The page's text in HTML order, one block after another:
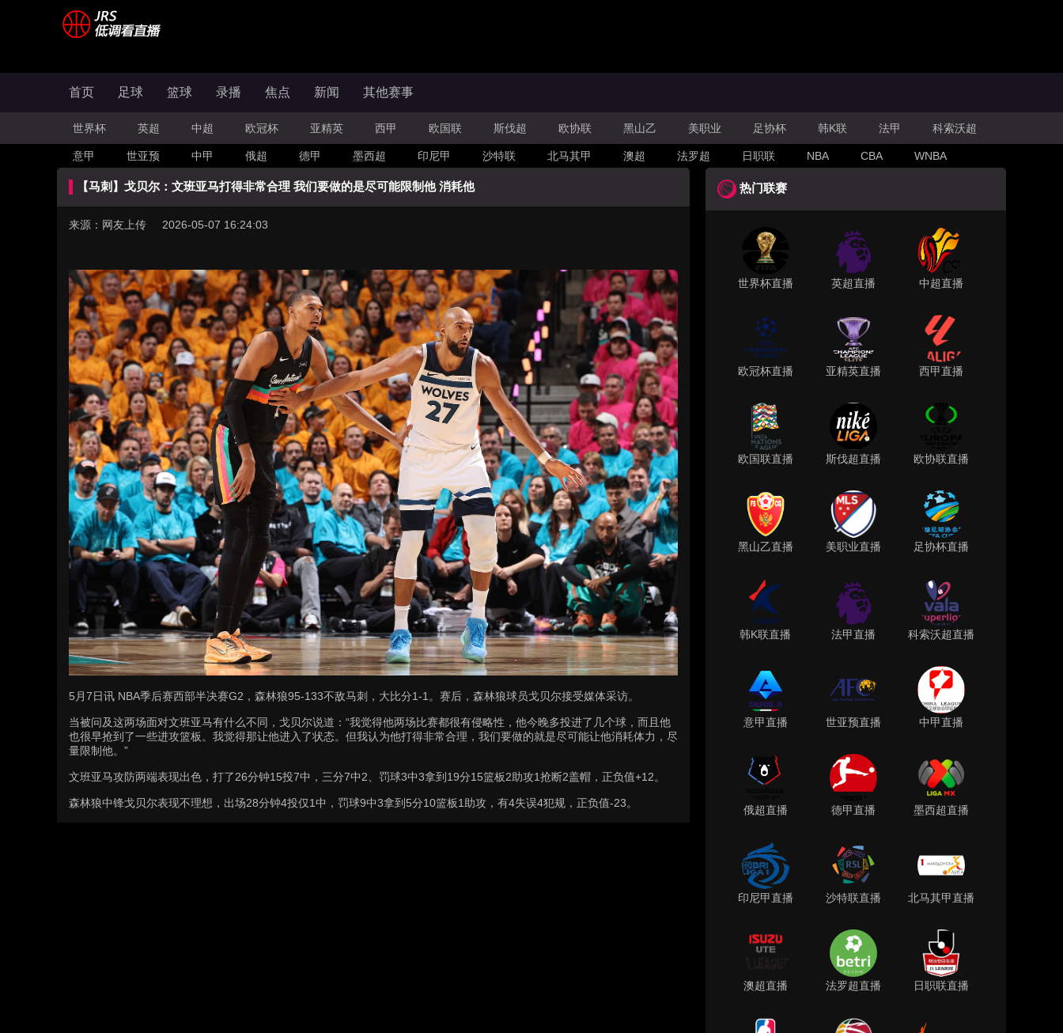
首页 足球 篮球 录播 焦点 新闻 其他赛事
世界杯 英超 中超 欧冠杯 亚精英 西甲 欧国联 斯伐超 欧协联 黑山乙 美职业 足协杯 韩K联 法甲 科索沃超
意甲 世亚预 中甲 俄超 德甲 墨西超 印尼甲 沙特联 北马其甲 澳超 法罗超 日职联 NBA CBA WNBA
【马刺】戈贝尔：文班亚马打得非常合理 我们要做的是尽可能限制他 消耗他
来源：网友上传 2026-05-07 16:24:03
5月7日讯 NBA季后赛西部半决赛G2，森林狼95-133不敌马刺，大比分1-1。赛后，森林狼球员戈贝尔接受媒体采访。
当被问及这两场面对文班亚马有什么不同，戈贝尔说道： “我觉得他两场比赛都很有侵略性，他今晚多投进了几个球，而且他
也很早抢到了一些进攻篮板。我觉得那让他进入了状态。但我认为他打得非常合理，我们要做的就是尽可能让他消耗体力，尽
量限制他。”
文班亚马攻防两端表现出色，打了26分钟15投7中，三分7中2、罚球3中3拿到19分15篮板2助攻1抢断2盖帽，正负值+12。
森林狼中锋戈贝尔表现不理想，出场28分钟4投仅1中，罚球9中3拿到5分10篮板1助攻，有4失误4犯规，正负值-23。
热门联赛
世界杯直播 英超直播 中超直播
欧冠杯直播 亚精英直播 西甲直播
欧国联直播 斯伐超直播 欧协联直播
黑山乙直播 美职业直播 足协杯直播
韩K联直播 法甲直播 科索沃超直播
意甲直播 世亚预直播 中甲直播
俄超直播 德甲直播 墨西超直播
印尼甲直播 沙特联直播 北马其甲直播
澳超直播 法罗超直播 日职联直播